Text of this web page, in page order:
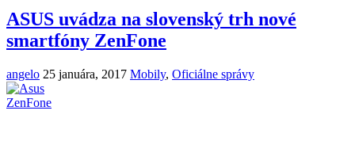
ASUS uvádza na slovenský trh nové
smartfóny ZenFone
angelo 25 januára, 2017 Mobily, Oficiálne správy